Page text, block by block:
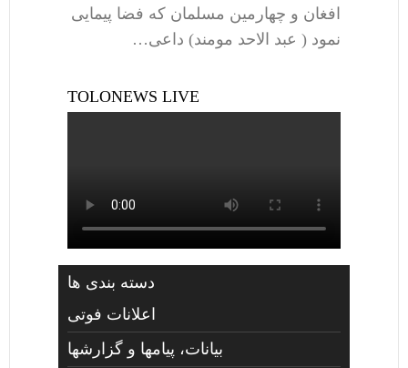
افغان و چهارمین مسلمان که فضا پیمایی
نمود ( عبد الاحد مومند) داعی…
TOLONEWS LIVE
دسته بندی ها
اعلانات فوتی
بیانات، پیامها و گزارشها